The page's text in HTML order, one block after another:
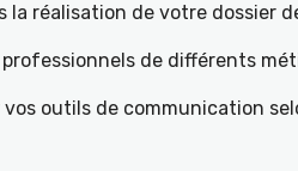
la réalisation de votre dossier
de différents
outils de communication